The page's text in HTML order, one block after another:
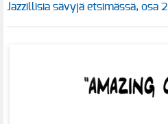
Jazzillisia sävyjä etsimässä, osa 2